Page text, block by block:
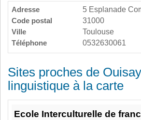
Adresse
5 Esplanade
Code postal
31000
Ville
Toulouse
Téléphone
0532630061
Sites proches de
linguistique à la carte
Ecole Interculturelle de